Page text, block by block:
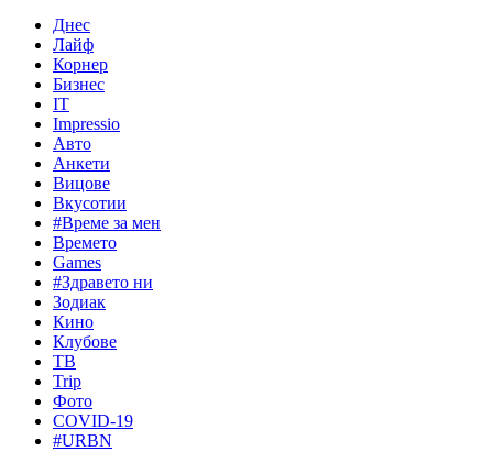
Днес
Лайф
Корнер
Бизнес
IT
Impressio
Авто
Анкети
Вицове
Вкусотии
#Време за мен
Времето
Games
#Здравето ни
Зодиак
Кино
Клубове
ТВ
Trip
Фото
COVID-19
#URBN